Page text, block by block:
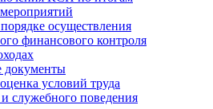
осуществления
финансового контроля
документы
условий труда
служебного поведения